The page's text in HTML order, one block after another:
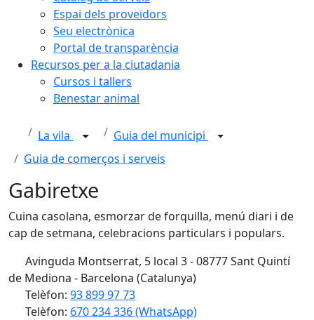
Espai dels proveïdors
Seu electrònica
Portal de transparència
Recursos per a la ciutadania
Cursos i tallers
Benestar animal
La vila
Guia del municipi
Guia de comerços i serveis
Gabiretxe
Cuina casolana, esmorzar de forquilla, menú diari i de
cap de setmana, celebracions particulars i populars.
Avinguda Montserrat, 5 local 3 - 08777 Sant Quintí
de Mediona - Barcelona (Catalunya)
Telèfon: 93 899 97 73
Telèfon: 670 234 336 (WhatsApp)